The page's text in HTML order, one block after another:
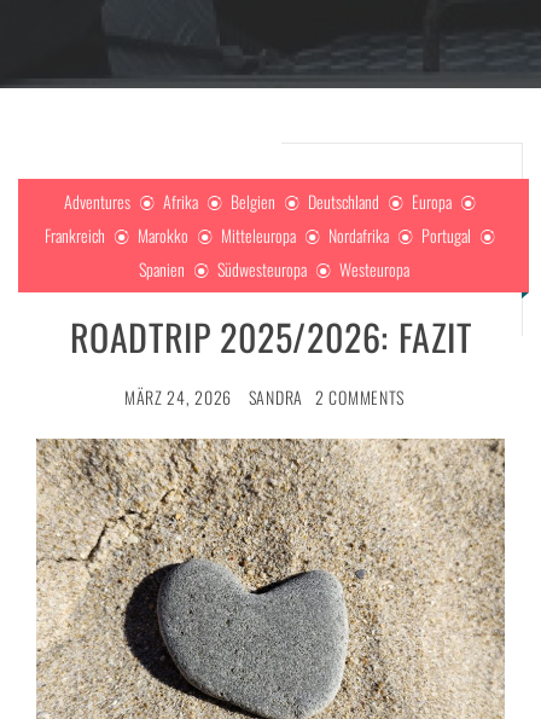
Adventures Afrika Belgien Deutschland
Europa
Frankreich
Marokko Mitteleuropa Nordafrika
Portugal
Spanien
Südwesteuropa Westeuropa
ROADTRIP 2025/2026: FAZIT
MÄRZ 24, 2026 SANDRA 2 COMMENTS